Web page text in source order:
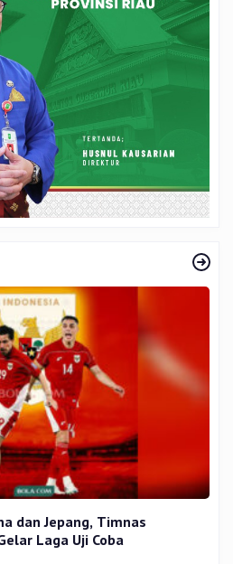
dan Jepang, Timnas
Laga Uji Coba